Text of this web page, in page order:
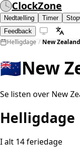
ClockZone
Nedtælling Timer
Feedback
Helligdage / New Zealand
🇳🇿New
Se listen over New
Helligdage
I alt 14 feriedage